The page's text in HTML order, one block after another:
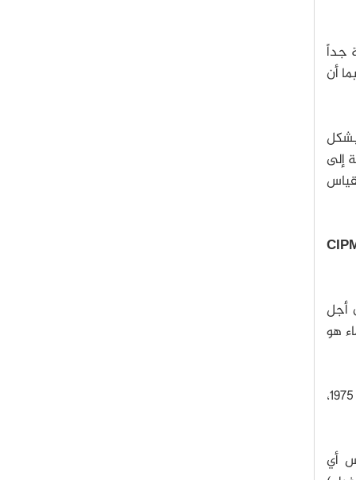
جداً
أن
بأن تقيس بدقة كتلة طائرة، يمكن أن يؤثر ارتيابٌ بنسبة 0.01% بشكل
إلى
أجل
هو
عام 1975،
أي